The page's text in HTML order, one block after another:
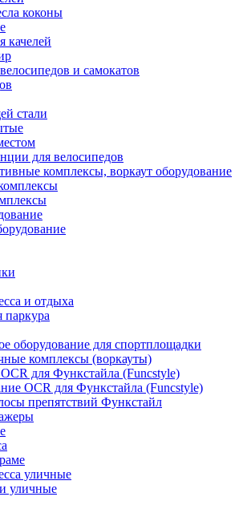
коконы
качелей
и самокатов
стали
для велосипедов
комплексы, воркаут оборудование
и отдыха
паркура
оборудование для спортплощадки
комплексы (воркауты)
для Функстайла (Funcstyle)
OCR для Функстайла (Funcstyle)
препятствий Функстайл
уличные
уличные